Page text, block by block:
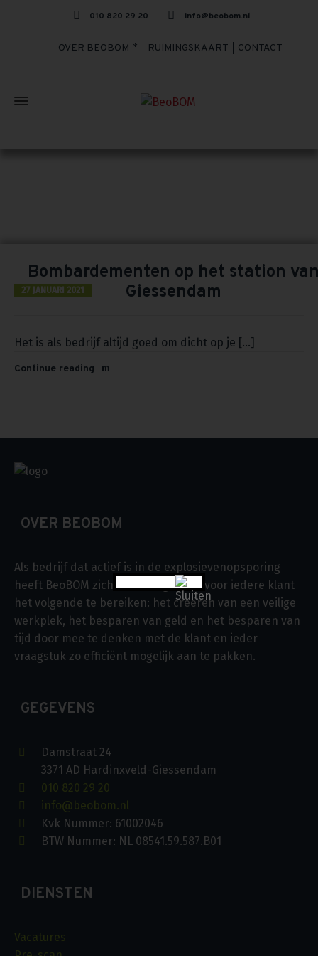
010 820 29 20 info@beobom.nl
OVER BEOBOM RUIMINGSKAART CONTACT
27 JANUARI 2021
Bombardementen op het station
Giessendam
Het is als bedrijf altijd goed om dicht op je [...]
Continue reading
OVER BEOBOM
Als bedrijf dat actief is in de explosievenopsporing
heeft BeoBOM zich ten doel gesteld voor iedere klant
het volgende te bereiken: het creëren van een veilige
werkplek, het besparen van geld en het besparen van
tijd door mee te denken met de klant en ieder
vraagstuk zo efficiënt mogelijk aan te pakken.
GEGEVENS
Damstraat 24
3371 AD Hardinxveld-Giessendam
010 820 29 20
info@beobom.nl
Kvk Nummer: 61002046
BTW Nummer: NL 08541.59.587.B01
DIENSTEN
Vacatures